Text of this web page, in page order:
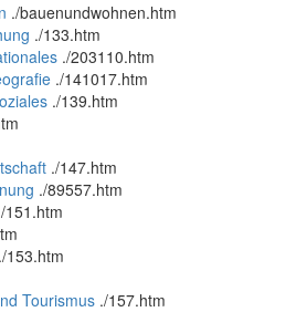
./bauenundwohnen.htm
./133.htm
./203110.htm
./141017.htm
./139.htm
./147.htm
./89557.htm
/151.htm
./153.htm
Tourismus ./157.htm